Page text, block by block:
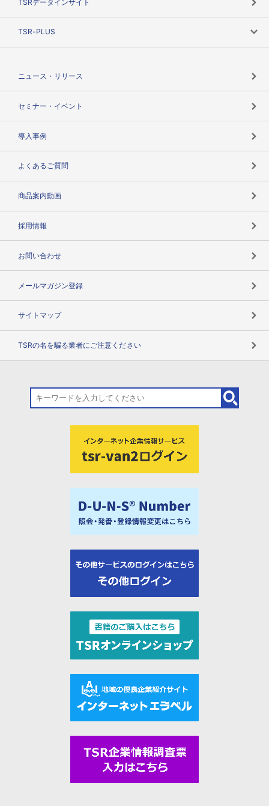
TSRデータインサイト
TSR-PLUS
ニュース・リリース
セミナー・イベント
導入事例
よくあるご質問
商品案内動画
採用情報
お問い合わせ
メールマガジン登録
サイトマップ
TSRの名を騙る業者にご注意ください